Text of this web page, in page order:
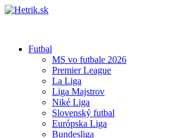
Futbal
MS vo futbale 2026
Premier League
La Liga
Liga Majstrov
Niké Liga
Slovenský futbal
Európska Liga
Bundesliga